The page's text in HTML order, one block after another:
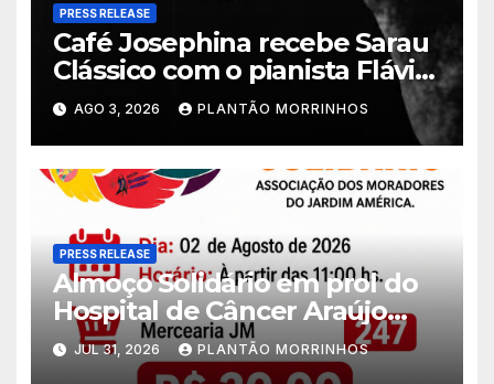
PRESS RELEASE
Café Josephina recebe Sarau
Clássico com o pianista Flávio
Varani nesta terça-feira
AGO 3, 2026 PLANTÃO MORRINHOS
PRESS RELEASE
Almoço Solidário em prol do
Hospital de Câncer Araújo
Jorge é realizado no Jardim
América
JUL 31, 2026 PLANTÃO MORRINHOS